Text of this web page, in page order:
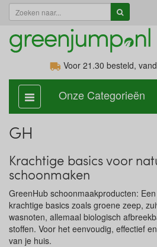
Voor 21.30 besteld,
categorie
aan,
Onze Categorieën
GH
Krachtige basics voor
schoonmaken
GreenHub schoonmaakproducten:
krachtige basics zoals groene zeep,
wasnoten, allemaal biologisch
stoffen. Voor het eenvoudig, effectief
van je huis.